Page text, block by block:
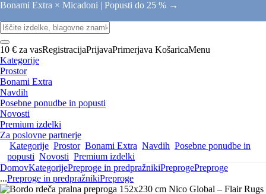
Bonami Extra × Micadoni | Popusti do 25 % →
10 € za vasRegistracijaPrijavaPrimerjava KošaricaMenu
Kategorije
Prostor
Bonami Extra
Navdih
Posebne ponudbe in popusti
Novosti
Premium izdelki
Za poslovne partnerje
Kategorije Prostor Bonami Extra Navdih Posebne ponudbe in
popusti Novosti Premium izdelki
DomovKategorijePreproge in predpražnikiPreprogePreproge
...Preproge in predpražnikiPreproge